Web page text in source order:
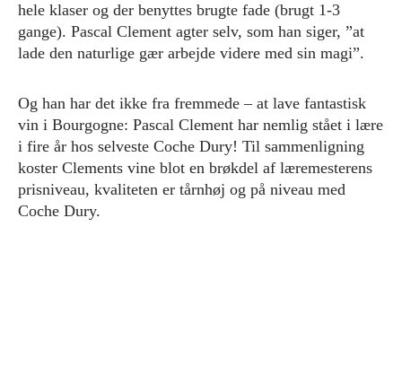
hele klaser og der benyttes brugte fade (brugt 1-3
gange). Pascal Clement agter selv, som han siger, ”at
lade den naturlige gær arbejde videre med sin magi”.
Og han har det ikke fra fremmede – at lave fantastisk
vin i Bourgogne: Pascal Clement har nemlig stået i lære
i fire år hos selveste Coche Dury! Til sammenligning
koster Clements vine blot en brøkdel af læremesterens
prisniveau, kvaliteten er tårnhøj og på niveau med
Coche Dury.